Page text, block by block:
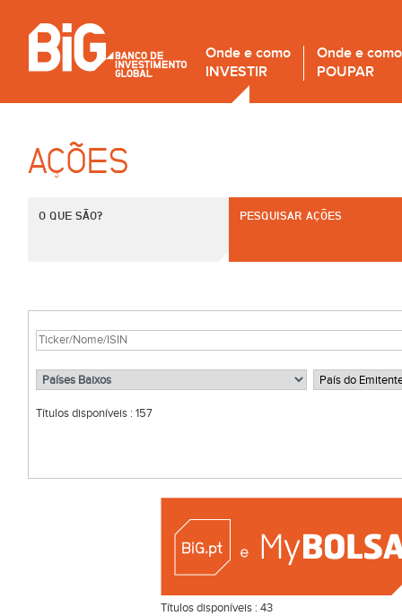
Onde e como
INVESTIR
Onde e como
POUPAR
AÇÕES
O QUE SÃO? PESQUISAR AÇÕES
Títulos disponíveis : 157
Títulos disponíveis :43